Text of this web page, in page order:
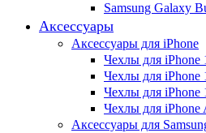
Samsung Galaxy
Аксессуары
Аксессуары для iPhone
Чехлы для iPhone
Чехлы для iPhone
Чехлы для iPhone
Чехлы для iPhone
Аксессуары для